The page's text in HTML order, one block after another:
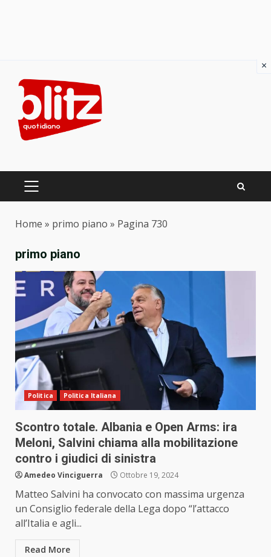
content
PRIMARY
Home » primo piano » Pagina 730
primo piano
Politica Politica Italiana
Scontro totale. Albania e Open Arms: ira
Meloni, Salvini chiama alla mobilitazione
contro i giudici di sinistra
Amedeo Vinciguerra Ottobre 19, 2024
Matteo Salvini ha convocato con massima urgenza
un Consiglio federale della Lega dopo “l’attacco
all’Italia e agli...
Read More
×